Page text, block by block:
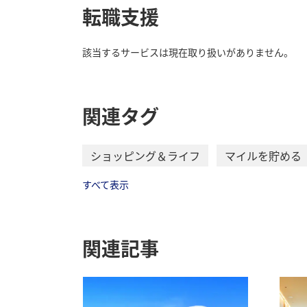
転職支援
該当するサービスは現在取り扱いがありません。
関連タグ
ショッピング＆ライフ マイルを貯める
すべて表示
関連記事